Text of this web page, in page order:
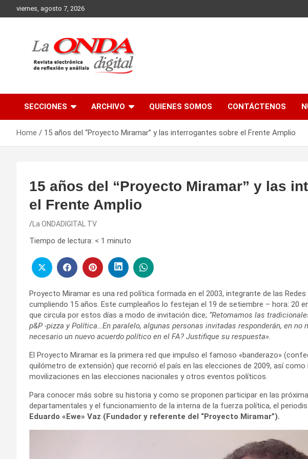
to
viernes, agosto 7, 2026
SECCIONES ARCHIVO QUIENES SOMOS CONTÁCTENOS
Home 15 años del “Proyecto Miramar” y las interrogantes sobre el Frente Amplio
15 años del “Proyecto Miramar” y las
el Frente Amplio
La ONDADIGITAL TV
Tiempo de lectura: < 1 minuto
Proyecto Miramar es una red política formada en el 2003, integrante de las
cumpliendo 15 años. Este cumpleaños lo festejan el 19 de setiembre – hora: 20
que circula por estos días a modo de invitación dice; “Retomamos las
p&P -pizza y Política…En paralelo, algunas personas invitadas responderán, en no
necesario un nuevo acuerdo político en el FA? Justifique su respuesta».
El Proyecto Miramar es la primera red que impulso el famoso «banderazo»
quilómetro de extensión) que recorrió el país en las elecciones de 2009, así
movilizaciones en las elecciones nacionales y otros eventos políticos.
Para conocer más sobre su historia y como se proponen participar en las
departamentales y el funcionamiento de la interna de la fuerza política, el
Eduardo «Ewe» Vaz (Fundador y referente del “Proyecto Miramar”).